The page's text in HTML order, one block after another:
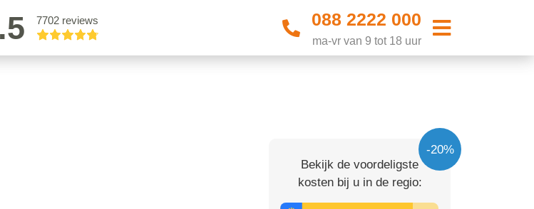
7702 reviews 088 2222 000
ma-vr van 9 tot 18 uur
-20%
Bekijk de voordeligste
kosten bij u in de regio: